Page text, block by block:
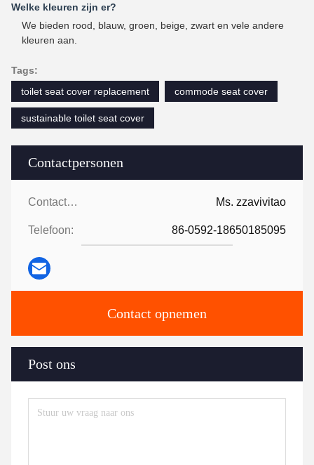
Contactpersonen
Contactpersonen: Ms. zzavivitao
Telefoon: 86-0592-18650185095
Contact opnemen
Post ons
Welke kleuren zijn er?
We bieden rood, blauw, groen, beige, zwart en vele andere
kleuren aan.
Tags:
toilet seat cover replacement
commode seat cover
sustainable toilet seat cover